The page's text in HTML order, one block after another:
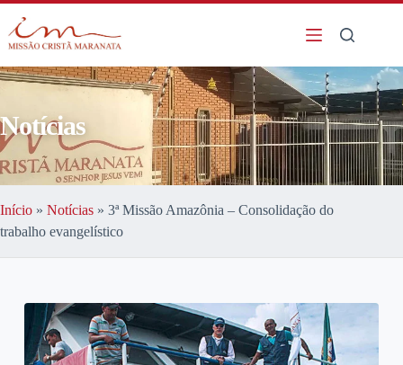
Notícias
Início » Notícias » 3ª Missão Amazônia – Consolidação do
trabalho evangelístico